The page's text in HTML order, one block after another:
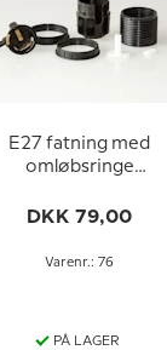
E27 fatning med
omløbsringe
afbryder, sort
DKK 79,00
Varenr.: 76
PÅ LAGER